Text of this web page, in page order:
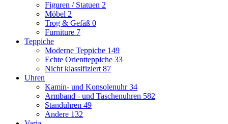
Figuren / Statuen 2
Möbel 2
Trog & Gefäß 0
Furniture 7
Teppiche
Moderne Teppiche 149
Echte Orientteppiche 33
Nicht klassifiziert 87
Uhren
Kamin- und Konsolenuhr34
Armband - und Taschenuhren 582
Standuhren 49
Andere 132